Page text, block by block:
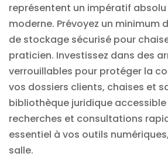
représentent un impératif
moderne. Prévoyez un minimum
de stockage sécurisé pour
praticien. Investissez dans des
verrouillables pour protéger la
vos dossiers clients, chaises et
bibliothèque juridique
recherches et consultations
essentiel à vos outils
salle.